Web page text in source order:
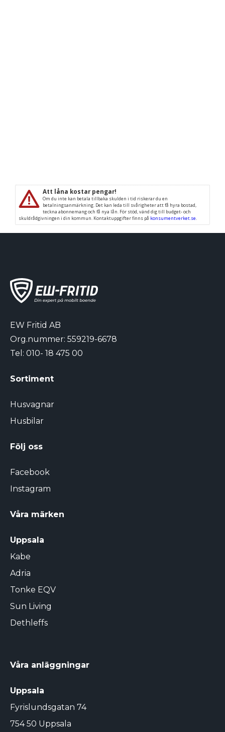
EW Fritid AB
Org.nummer: 559219-6678
Tel: 010- 18 475 00
Sortiment
Husvagnar
Husbilar
Följ oss
Facebook
Instagram
Våra märken
Uppsala
Kabe
Adria
Tonke EQV
Sun Living
Dethleffs
Våra anläggningar
Uppsala
Fyrislundsgatan 74
754 50 Uppsala